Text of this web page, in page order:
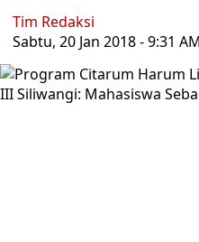
Tim Redaksi
Sabtu, 20 Jan 2018 - 9:31 AM